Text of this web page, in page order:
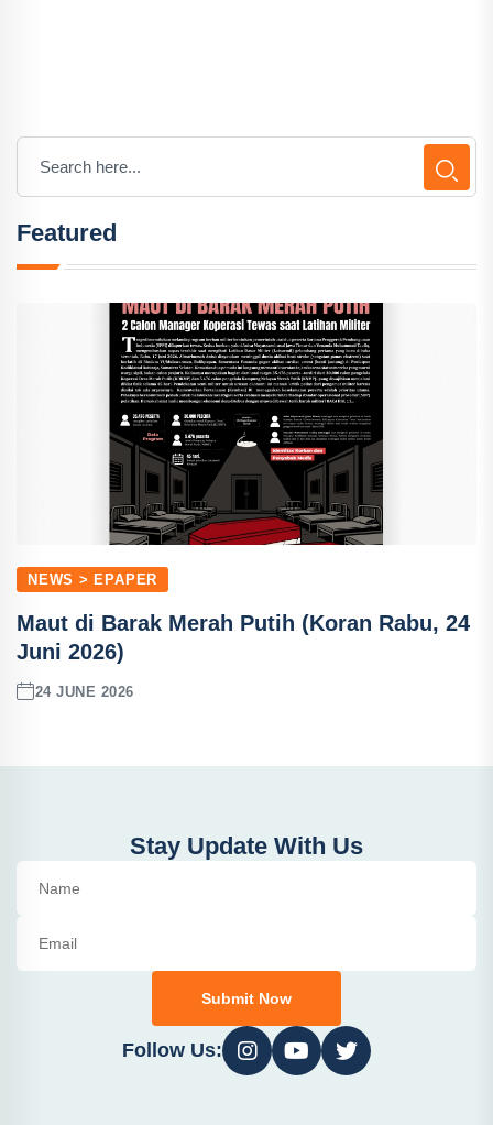
Featured
NEWS > EPAPER
Maut di Barak Merah Putih (Koran Rabu, 24
Juni 2026)
24 JUNE 2026
Stay Update With Us
Submit Now
Follow Us: